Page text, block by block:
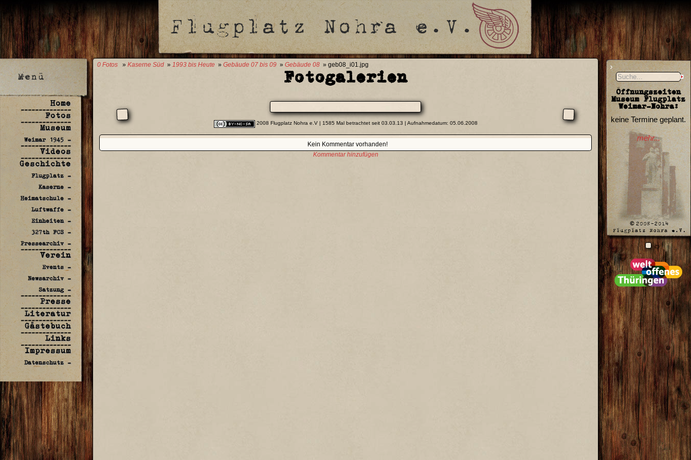
Home
--------------
Fotos
--------------
Museum
Weimar 1945 -
--------------
Videos
--------------
Geschichte
Flugplatz -
Kaserne -
Heimatschule -
Luftwaffe -
Einheiten -
327th FCS -
Pressearchiv -
--------------
Verein
Events -
Newsarchiv -
Satzung -
--------------
Presse
--------------
Literatur
--------------
Gästebuch
--------------
Links
--------------
Impressum
Datenschutz -
Öffnungszeiten
Museum Flugplatz
Weimar-Nohra:
keine Termine geplant.
mehr...
0 Fotos » Kaserne Süd » 1993 bis Heute » Gebäude 07 bis 09 » Gebäude 08 » geb08_i01.jpg
Fotogalerien
2008 Flugplatz Nohra e.V| 1585 Mal betrachtet seit 03.03.13 | Aufnahmedatum: 05.06.2008
Kein Kommentar vorhanden!
Kommentar hinzufügen